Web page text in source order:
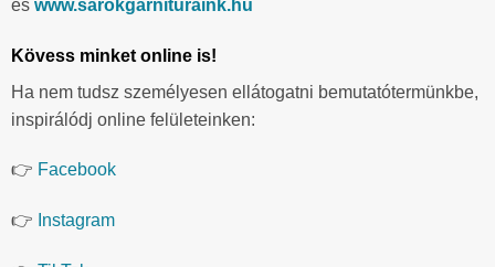
és www.sarokgarnituraink.hu
Kövess minket online is!
Ha nem tudsz személyesen ellátogatni bemutatótermünkbe,
inspirálódj online felületeinken:
👉 Facebook
👉 Instagram